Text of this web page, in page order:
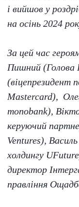
і вийшов у
на осінь 2024
За цей час
Пишний
(віцепрезидент
Mastercard),
monobank),
керуючий
Ventures),
холдингу
директор
правління